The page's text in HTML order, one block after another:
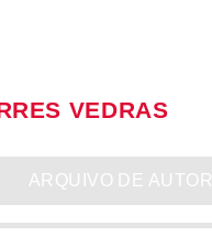
VEDRAS
ARQUIVO DE AUTOR